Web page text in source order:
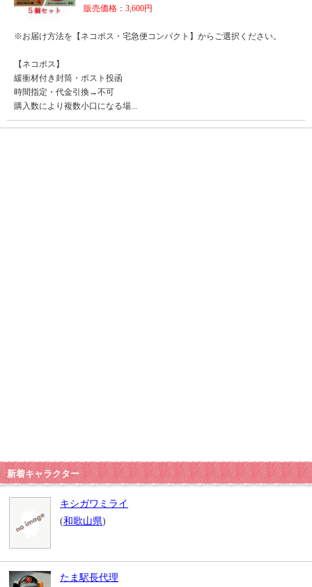
販売価格：3,600円
※お届け方法を【ネコポス・宅急便コンパクト】からご選択ください。
【ネコポス】
緩衝材付き封筒・ポスト投函
時間指定・代金引換→不可
購入数により複数小口になる場...
新着キャラクター
キシガワミライ
(和歌山県)
たま駅長代理